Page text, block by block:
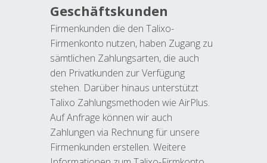
Geschäftskunden
Firmenkunden die den Talixo-
Firmenkonto nutzen, haben Zugang zu
sämtlichen Zahlungsarten, die auch
den Privatkunden zur Verfügung
stehen. Darüber hinaus unterstützt
Talixo Zahlungsmethoden wie AirPlus.
Auf Anfrage können wir auch
Zahlungen via Rechnung für unsere
Firmenkunden erstellen. Weitere